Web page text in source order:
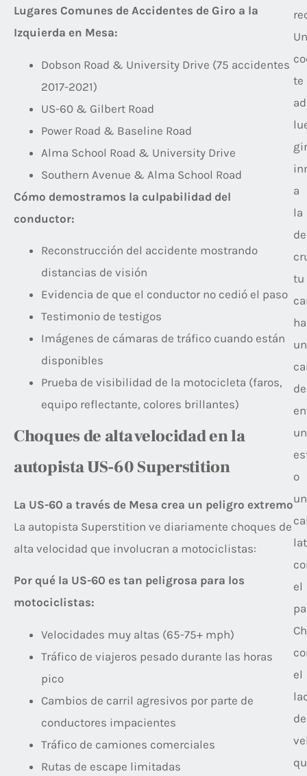
Lugares Comunes de Accidentes de Giro a la
Izquierda en Mesa:
Dobson Road & University Drive (75 accidentes
2017-2021)
US-60 & Gilbert Road
Power Road & Baseline Road
Alma School Road & University Drive
Southern Avenue & Alma School Road
Cómo demostramos la culpabilidad del
conductor:
Reconstrucción del accidente mostrando
distancias de visión
Evidencia de que el conductor no cedió el paso
Testimonio de testigos
Imágenes de cámaras de tráfico cuando están
disponibles
Prueba de visibilidad de la motocicleta (faros,
equipo reflectante, colores brillantes)
Choques de alta velocidad en la
autopista US-60 Superstition
La US-60 a través de Mesa crea un peligro extremo
La autopista Superstition ve diariamente choques de
alta velocidad que involucran a motociclistas:
Por qué la US-60 es tan peligrosa para los
motociclistas:
Velocidades muy altas (65-75+ mph)
Tráfico de viajeros pesado durante las horas
pico
Cambios de carril agresivos por parte de
conductores impacientes
Tráfico de camiones comerciales
Rutas de escape limitadas
Un
te
a
la
tu
un
de
un
o
el
el